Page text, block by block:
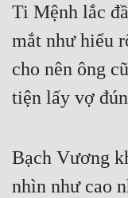
Ti Mệnh lắc
mắt như hiểu
cho nên ông
tiện lấy vợ
Bạch Vương
nhìn như cao